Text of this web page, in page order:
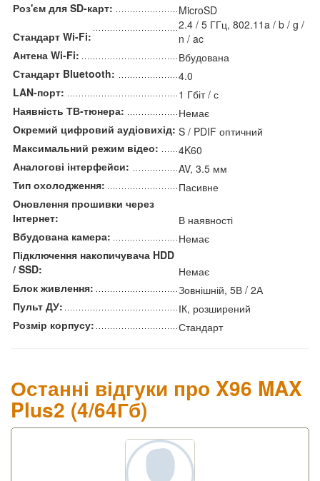
Роз'єм для SD-карт:
MicroSD
Стандарт Wi-Fi:
2.4 / 5 ГГц, 802.11a / b / g /
n / ac
Антена Wi-Fi:
Вбудована
Стандарт Bluetooth:
4.0
LAN-порт:
1 Гбіт / с
Наявність ТВ-тюнера:
Немає
Окремий цифровий аудіовихід: S / PDIF оптичний
Максимальний режим відео:
4K60
Аналогові інтерфейси:
AV, 3.5 мм
Тип охолодження:
Пасивне
Оновлення прошивки через
Інтернет:
В наявності
Вбудована камера:
Немає
Підключення накопичувача HDD
/ SSD:
Немає
Блок живлення:
Зовнішній, 5В / 2А
Пульт ДУ:
ІК, розширений
Розмір корпусу:
Стандарт
Останні відгуки про X96 MAX
Plus2 (4/64Гб)